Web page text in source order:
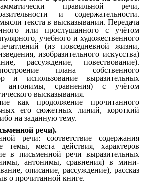
правильной речи,
и содержательности.
текста в высказывании. Передача
или прослушанного с учётом
учебного и художественного
(из повседневной жизни,
изобразительного искусства)
рассуждение, повествование).
плана собственного
и использование выразительных
антонимы, сравнения) с учётом
высказывания.
как продолжение прочитанного
его сюжетных линий, короткий
на заданную тему.
речи).
речи: соответствие содержания
темы, места действия, характеров
в письменной речи выразительных
антонимы, сравнения) в мини-
описание, рассуждение), рассказ
о прочитанной книге.